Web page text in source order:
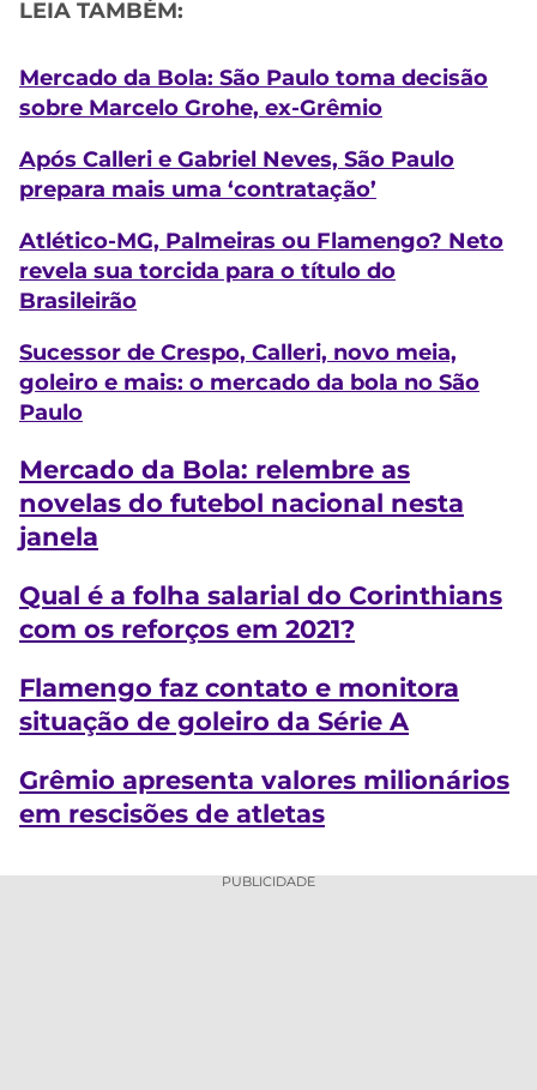
LEIA TAMBÉM:
Mercado da Bola: São Paulo toma decisão
sobre Marcelo Grohe, ex-Grêmio
Após Calleri e Gabriel Neves, São Paulo
prepara mais uma ‘contratação’
Atlético-MG, Palmeiras ou Flamengo? Neto
revela sua torcida para o título do
Brasileirão
Sucessor de Crespo, Calleri, novo meia,
goleiro e mais: o mercado da bola no São
Paulo
Mercado da Bola: relembre as
novelas do futebol nacional nesta
janela
Qual é a folha salarial do Corinthians
com os reforços em 2021?
Flamengo faz contato e monitora
situação de goleiro da Série A
Grêmio apresenta valores milionários
em rescisões de atletas
PUBLICIDADE